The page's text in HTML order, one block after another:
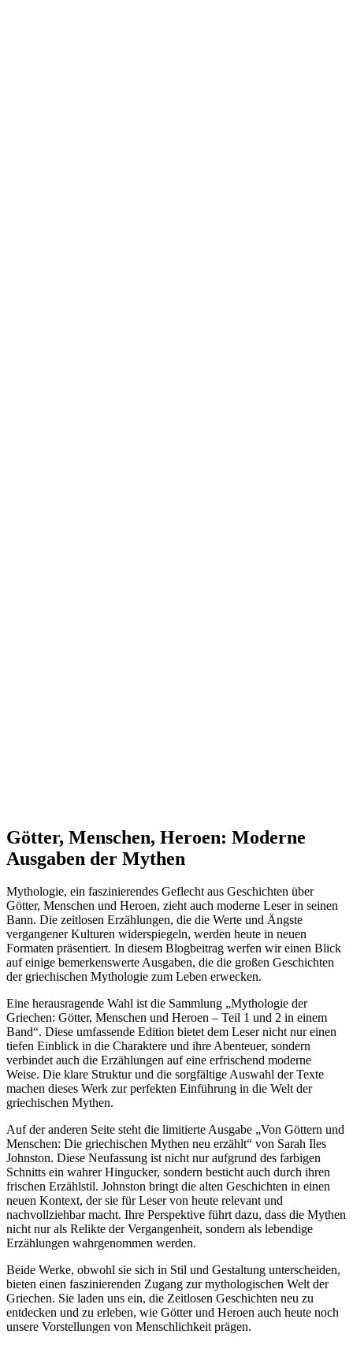
Götter, Menschen, Heroen: Moderne
Ausgaben der Mythen
Mythologie, ein faszinierendes Geflecht aus Geschichten über
Götter, Menschen und Heroen, zieht auch moderne Leser in seinen
Bann. Die zeitlosen Erzählungen, die die Werte und Ängste
vergangener Kulturen widerspiegeln, werden heute in neuen
Formaten präsentiert. In diesem Blogbeitrag werfen wir einen Blick
auf einige bemerkenswerte Ausgaben, die die großen Geschichten
der griechischen Mythologie zum Leben erwecken.
Eine herausragende Wahl ist die Sammlung „Mythologie der
Griechen: Götter, Menschen und Heroen – Teil 1 und 2 in einem
Band“. Diese umfassende Edition bietet dem Leser nicht nur einen
tiefen Einblick in die Charaktere und ihre Abenteuer, sondern
verbindet auch die Erzählungen auf eine erfrischend moderne
Weise. Die klare Struktur und die sorgfältige Auswahl der Texte
machen dieses Werk zur perfekten Einführung in die Welt der
griechischen Mythen.
Auf der anderen Seite steht die limitierte Ausgabe „Von Göttern und
Menschen: Die griechischen Mythen neu erzählt“ von Sarah Iles
Johnston. Diese Neufassung ist nicht nur aufgrund des farbigen
Schnitts ein wahrer Hingucker, sondern besticht auch durch ihren
frischen Erzählstil. Johnston bringt die alten Geschichten in einen
neuen Kontext, der sie für Leser von heute relevant und
nachvollziehbar macht. Ihre Perspektive führt dazu, dass die Mythen
nicht nur als Relikte der Vergangenheit, sondern als lebendige
Erzählungen wahrgenommen werden.
Beide Werke, obwohl sie sich in Stil und Gestaltung unterscheiden,
bieten einen faszinierenden Zugang zur mythologischen Welt der
Griechen. Sie laden uns ein, die Zeitlosen Geschichten neu zu
entdecken und zu erleben, wie Götter und Heroen auch heute noch
unsere Vorstellungen von Menschlichkeit prägen.